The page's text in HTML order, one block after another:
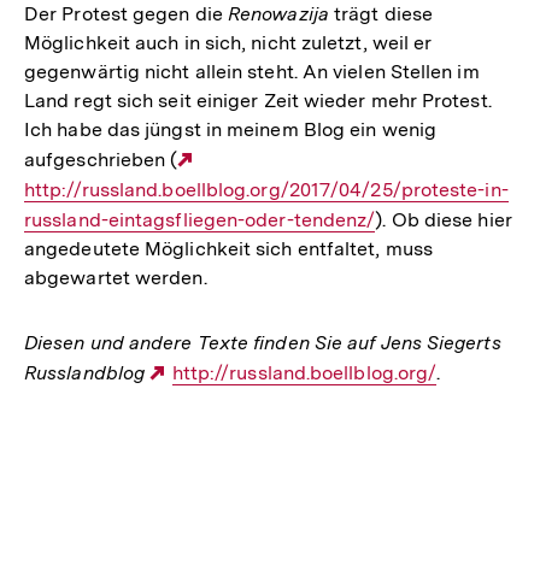
Der Protest gegen die Renowazija trägt diese
Möglichkeit auch in sich, nicht zuletzt, weil er
gegenwärtig nicht allein steht. An vielen Stellen im
Land regt sich seit einiger Zeit wieder mehr Protest.
Ich habe das jüngst in meinem Blog ein wenig
aufgeschrieben (
Link:
http://russland.boellblog.org/2017/04/25/proteste-in-
russland-eintagsfliegen-oder-tendenz/). Ob diese hier
angedeutete Möglichkeit sich entfaltet, muss
abgewartet werden.
Diesen und andere Texte finden Sie auf Jens Siegerts
Russlandblog
Externer
http://russland.boellblog.org/.